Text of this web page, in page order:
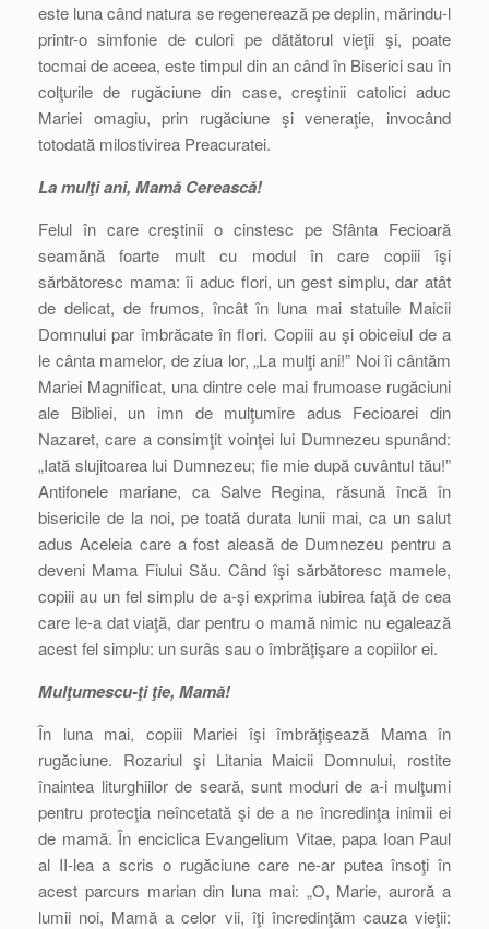
este luna când natura se regenerează pe deplin, mărindu-l
printr-o simfonie de culori pe dătătorul vieţii şi, poate
tocmai de aceea, este timpul din an când în Biserici sau în
colţurile de rugăciune din case, creştinii catolici aduc
Mariei omagiu, prin rugăciune şi veneraţie, invocând
totodată milostivirea Preacuratei.
La mulţi ani, Mamă Cerească!
Felul în care creştinii o cinstesc pe Sfânta Fecioară
seamănă foarte mult cu modul în care copiii îşi
sărbătoresc mama: îi aduc flori, un gest simplu, dar atât
de delicat, de frumos, încât în luna mai statuile Maicii
Domnului par îmbrăcate în flori. Copiii au şi obiceiul de a
le cânta mamelor, de ziua lor, „La mulţi ani!” Noi îi cântăm
Mariei Magnificat, una dintre cele mai frumoase rugăciuni
ale Bibliei, un imn de mulţumire adus Fecioarei din
Nazaret, care a consimţit voinţei lui Dumnezeu spunând:
„Iată slujitoarea lui Dumnezeu; fie mie după cuvântul tău!”
Antifonele mariane, ca Salve Regina, răsună încă în
bisericile de la noi, pe toată durata lunii mai, ca un salut
adus Aceleia care a fost aleasă de Dumnezeu pentru a
deveni Mama Fiului Său. Când îşi sărbătoresc mamele,
copiii au un fel simplu de a-şi exprima iubirea faţă de cea
care le-a dat viaţă, dar pentru o mamă nimic nu egalează
acest fel simplu: un surâs sau o îmbrăţişare a copiilor ei.
Mulţumescu-ţi ţie, Mamă!
În luna mai, copiii Mariei îşi îmbrăţişează Mama în
rugăciune. Rozariul şi Litania Maicii Domnului, rostite
înaintea liturghiilor de seară, sunt moduri de a-i mulţumi
pentru protecţia neîncetată şi de a ne încredinţa inimii ei
de mamă. În enciclica Evangelium Vitae, papa Ioan Paul
al II-lea a scris o rugăciune care ne-ar putea însoţi în
acest parcurs marian din luna mai: „O, Marie, auroră a
lumii noi, Mamă a celor vii, îţi încredinţăm cauza vieţii: